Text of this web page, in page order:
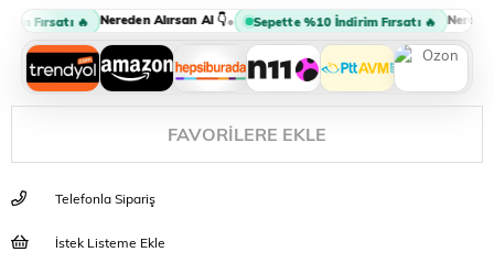
Fırsatı 🔥 Nereden Alırsan Al 👇• Sepette %10 İndirim Fırsatı 🔥 Nereden
FAVORILERE EKLE
Telefonla Sipariş
İstek Listeme Ekle